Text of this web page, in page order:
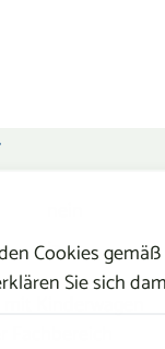
Cookies
Sie sich
ja
Kinderwagen